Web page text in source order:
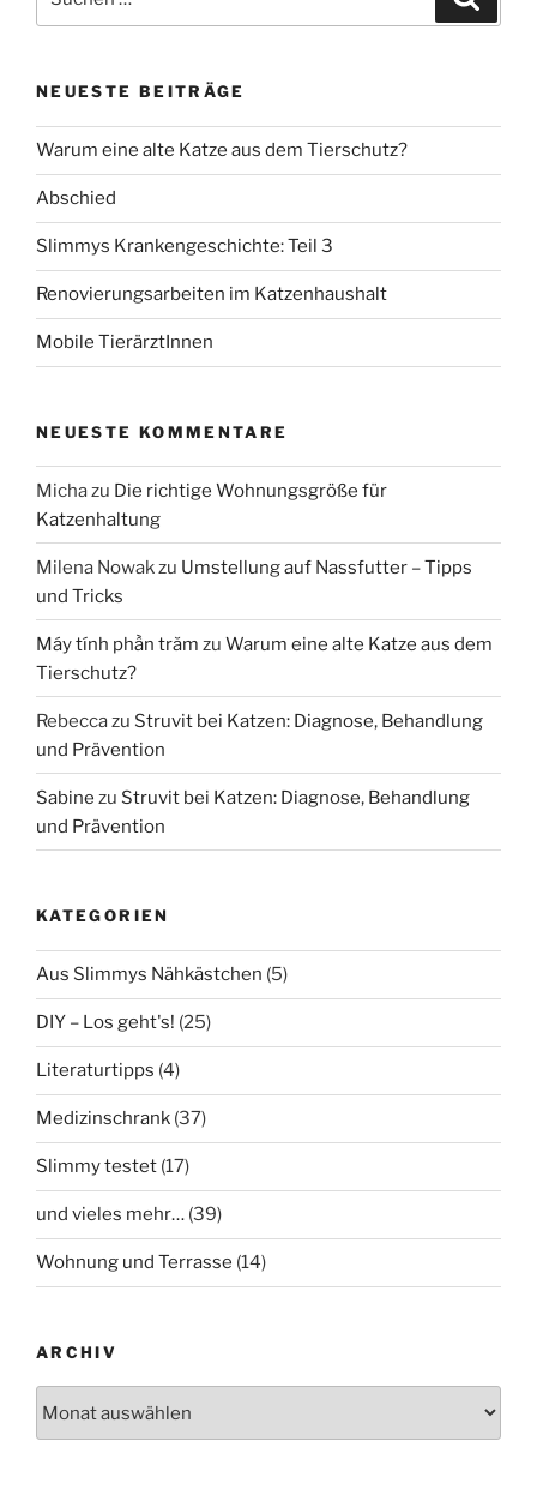
nach:
NEUESTE BEITRÄGE
Warum eine alte Katze aus dem Tierschutz?
Abschied
Slimmys Krankengeschichte: Teil 3
Renovierungsarbeiten im Katzenhaushalt
Mobile TierärztInnen
NEUESTE KOMMENTARE
Michazu Die richtige Wohnungsgröße für
Katzenhaltung
Milena Nowakzu Umstellung auf Nassfutter – Tipps
und Tricks
Máy tính phần trăm zu Warum eine alte Katze aus dem
Tierschutz?
Rebeccazu Struvit bei Katzen: Diagnose, Behandlung
und Prävention
Sabine zu Struvit bei Katzen: Diagnose, Behandlung
und Prävention
KATEGORIEN
Aus Slimmys Nähkästchen (5)
DIY – Los geht's! (25)
Literaturtipps (4)
Medizinschrank (37)
Slimmy testet (17)
und vieles mehr… (39)
Wohnung und Terrasse (14)
ARCHIV